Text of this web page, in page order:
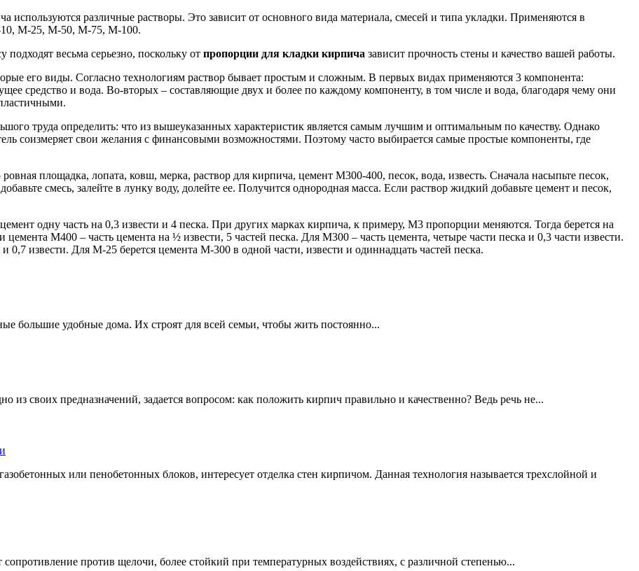
используются различные растворы. Это зависит от основного вида материала, смесей и типа укладки. Применяются в
М-25, М-50, М-75, М-100.
подходят весьма серьезно, поскольку от пропорции для кладки кирпича зависит прочность стены и качество вашей работы.
его виды. Согласно технологиям раствор бывает простым и сложным. В первых видах применяются 3 компонента:
средство и вода. Во-вторых – составляющие двух и более по каждому компоненту, в том числе и вода, благодаря чему они
труда определить: что из вышеуказанных характеристик является самым лучшим и оптимальным по качеству. Однако
соизмеряет свои желания с финансовыми возможностями. Поэтому часто выбирается самые простые компоненты, где
площадка, лопата, ковш, мерка, раствор для кирпича, цемент М300-400, песок, вода, известь. Сначала насыпьте песок,
смесь, залейте в лунку воду, долейте ее. Получится однородная масса. Если раствор жидкий добавьте цемент и песок,
одну часть на 0,3 извести и 4 песка. При других марках кирпича, к примеру, М3 пропорции меняются. Тогда берется на
М400 – часть цемента на ½ извести, 5 частей песка. Для М300 – часть цемента, четыре части песка и 0,3 части извести.
0,7 извести. Для М-25 берется цемента М-300 в одной части, извести и одиннадцать частей песка.
большие удобные дома. Их строят для всей семьи, чтобы жить постоянно...
своих предназначений, задается вопросом: как положить кирпич правильно и качественно? Ведь речь не...
или пенобетонных блоков, интересует отделка стен кирпичом. Данная технология называется трехслойной и
против щелочи, более стойкий при температурных воздействиях, с различной степенью...